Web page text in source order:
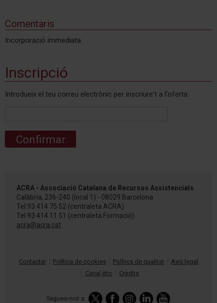
Comentaris
Incorporació immediata.
Inscripció
Introdueix el teu correu electrònic per inscriure't a l'oferta
Confirmar
ACRA - Associació Catalana de Recursos Assistencials
Calàbria, 236-240 (local 1) - 08029 Barcelona
Tel 93 414 75 52 (centraleta ACRA)
Tel 93 414 11 51 (centraleta Formació)
acra@acra.cat
Contactar Política de cookies Política de qualitat
Avís legal
Canal ètic
Crèdits
Segueix-nos a: